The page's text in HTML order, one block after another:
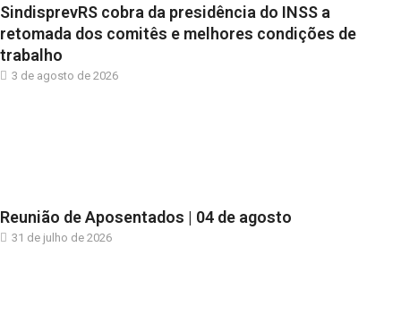
SindisprevRS cobra da presidência do INSS a
retomada dos comitês e melhores condições de
trabalho
3 de agosto de 2026
Reunião de Aposentados | 04 de agosto
31 de julho de 2026